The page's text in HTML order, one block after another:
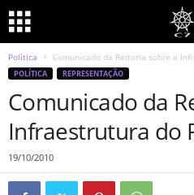
Política Comunicado da Reitoria sobre a
POLÍTICA REPRESENTAÇÃO
Comunicado da
Infraestrutura do
19/10/2010